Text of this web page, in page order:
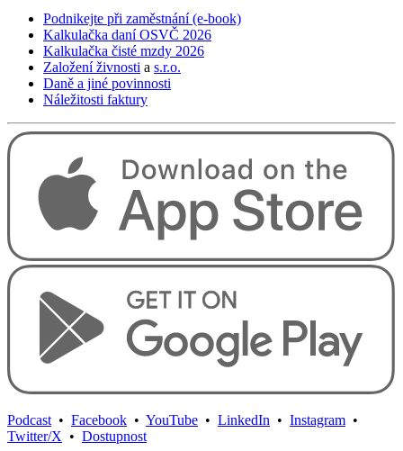
Podnikejte při zaměstnání (e-book)
Kalkulačka daní OSVČ 2026
Kalkulačka čisté mzdy 2026
Založení živnosti a s.r.o.
Daně a jiné povinnosti
Náležitosti faktury
Podcast • Facebook • YouTube • LinkedIn • Instagram •
Twitter/X • Dostupnost